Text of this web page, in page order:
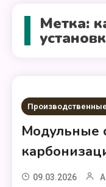
Метка:
Модульные
09.03.2026